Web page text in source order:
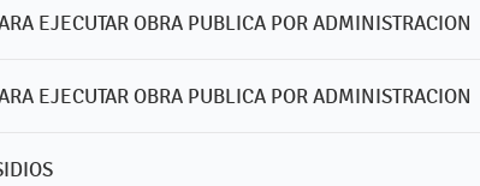
EJECUTAR OBRA PUBLICA POR ADMINISTRACION
EJECUTAR OBRA PUBLICA POR ADMINISTRACION